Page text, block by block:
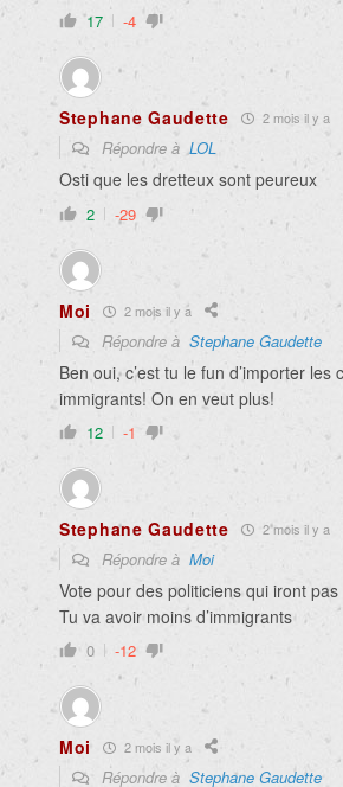
17 -4
Stephane Gaudette 2 mois il y a
Répondre àLOL
Osti que les dretteux sont peureux
2 -29
Moi 2 mois il y a
Répondre à Stephane Gaudette
Ben oui, c’est tu le fun d’importer les
immigrants! On en veut plus!
12 -1
Stephane Gaudette 2 mois il y a
Répondre à Moi
Vote pour des politiciens qui iront
Tu va avoir moins d’immigrants
0 -12
Moi 2 mois il y a
Répondre à Stephane Gaudette